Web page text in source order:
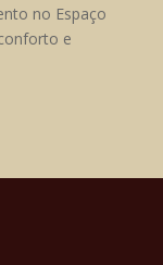
no Espaço
e